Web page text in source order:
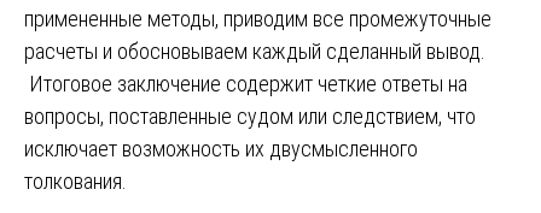
примененные методы, приводим все промежуточные
расчеты и обосновываем каждый сделанный вывод.
Итоговое заключение содержит четкие ответы на
вопросы, поставленные судом или следствием, что
исключает возможность их двусмысленного
толкования.